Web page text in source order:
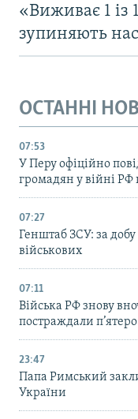
«Виживає 1 із
зупиняють
ОСТАННІ
07:53
У Перу офіційно
громадян у війні РФ
07:27
Генштаб ЗСУ: за добу
військових
07:11
Війська РФ знову
постраждали
23:47
Папа Римський
України